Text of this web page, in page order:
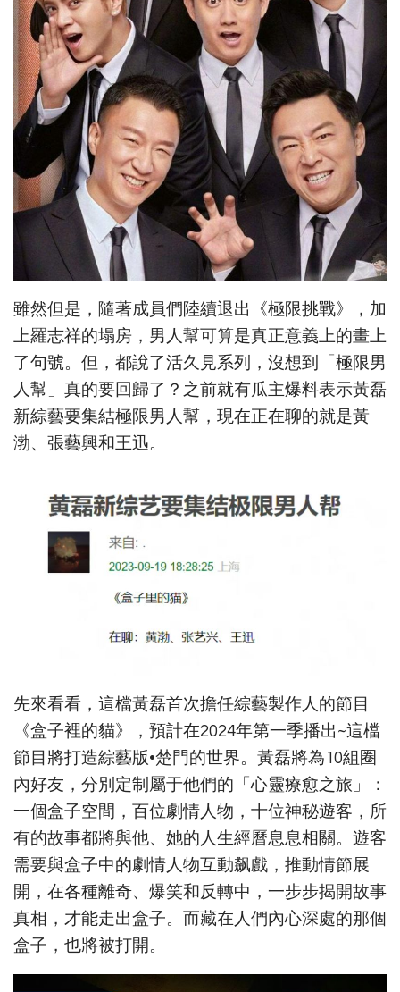
雖然但是，隨著成員們陸續退出《極限挑戰》，加
上羅志祥的塌房，男人幫可算是真正意義上的畫上
了句號。但，都說了活久見系列，沒想到「極限男
人幫」真的要回歸了？之前就有瓜主爆料表示黃磊
新綜藝要集結極限男人幫，現在正在聊的就是黃
渤、張藝興和王迅。
先來看看，這檔黃磊首次擔任綜藝製作人的節目
《盒子裡的貓》，預計在2024年第一季播出~這檔
節目將打造綜藝版•楚門的世界。黃磊將為10組圈
內好友，分別定制屬于他們的「心靈療愈之旅」：
一個盒子空間，百位劇情人物，十位神秘遊客，所
有的故事都將與他、她的人生經曆息息相關。遊客
需要與盒子中的劇情人物互動飙戲，推動情節展
開，在各種離奇、爆笑和反轉中，一步步揭開故事
真相，才能走出盒子。而藏在人們內心深處的那個
盒子，也將被打開。